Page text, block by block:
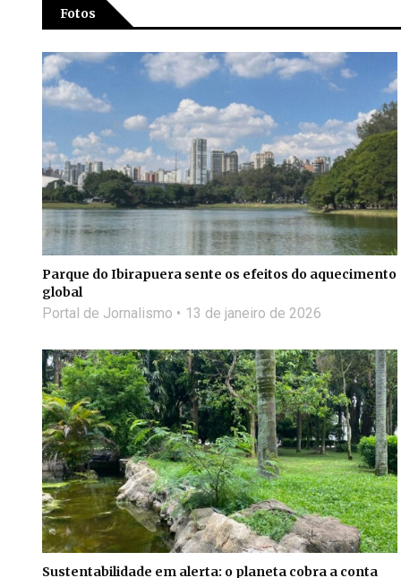
Fotos
Parque do Ibirapuera sente os efeitos do aquecimento
global
Portal de Jornalismo 13 de janeiro de 2026
Sustentabilidade em alerta: o planeta cobra a conta